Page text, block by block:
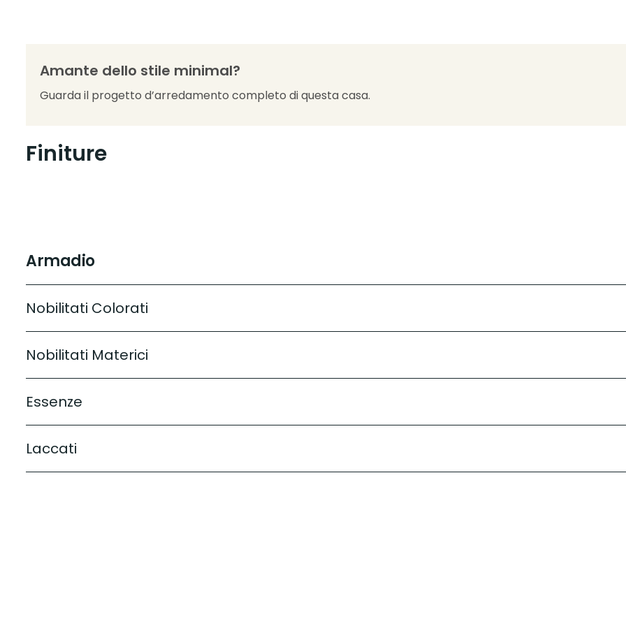
Amante dello stile minimal?
Guarda il progetto d’arredamento completo di questa casa.
Finiture
Armadio
Nobilitati Colorati
Nobilitati Materici
Essenze
Laccati